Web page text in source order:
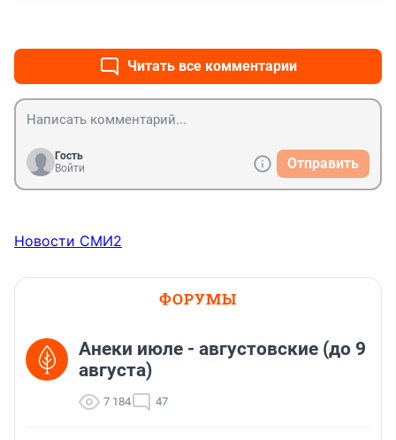
Читать все комментарии
Гость
Войти
Отправить
Новости СМИ2
ФОРУМЫ
Анеки июле - августовские (до 9
августа)
7 184 47